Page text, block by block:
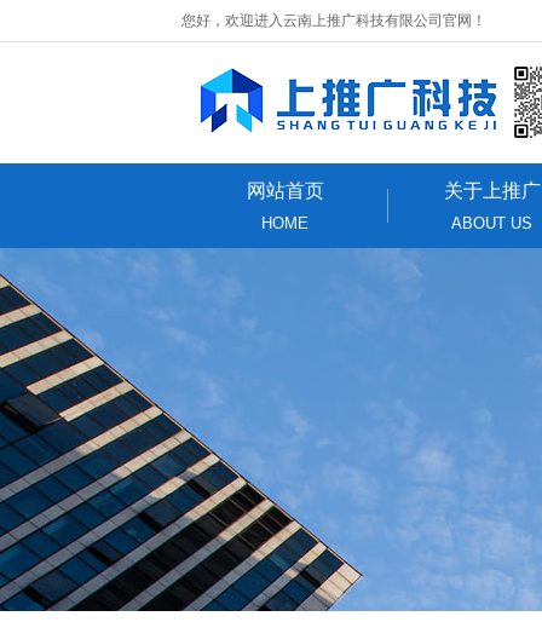
您好，欢迎进入云南上推广科技有限公司官网！
网站首页
HOME
关于上推广
ABOUT US